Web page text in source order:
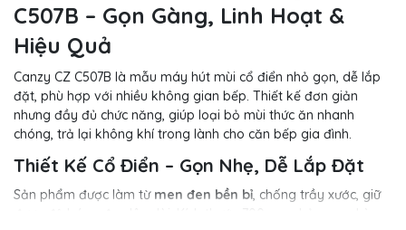
C507B – Gọn Gàng, Linh Hoạt &
Hiệu Quả
Canzy CZ C507B là mẫu máy hút mùi cổ điển nhỏ gọn, dễ lắp
đặt, phù hợp với nhiều không gian bếp. Thiết kế đơn giản
nhưng đầy đủ chức năng, giúp loại bỏ mùi thức ăn nhanh
chóng, trả lại không khí trong lành cho căn bếp gia đình.
Thiết Kế Cổ Điển – Gọn Nhẹ, Dễ Lắp Đặt
Sản phẩm được làm từ men đen bền bỉ, chống trầy xước, giữ